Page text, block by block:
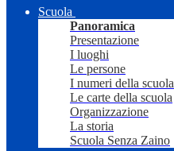
Scuola
Panoramica
Presentazione
I luoghi
Le persone
I numeri della scuola
Le carte della scuola
Organizzazione
La storia
Scuola Senza Zaino